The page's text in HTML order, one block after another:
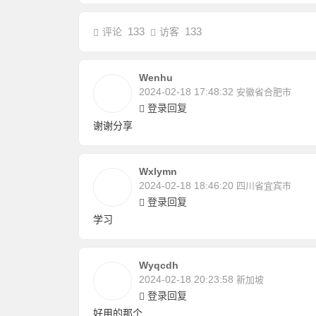
评论 133 访客 133
Wenhu
2024-02-18 17:48:32 安徽省合肥市
登录回复
谢谢分享
Wxlymn
2024-02-18 18:46:20 四川省宜宾市
登录回复
学习
Wyqcdh
2024-02-18 20:23:58 新加坡
登录回复
好用的那个